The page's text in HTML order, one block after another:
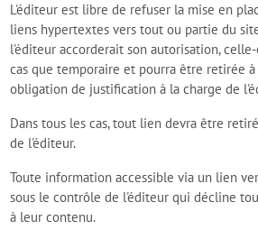
L'éditeur est libre de refuser la mise en
liens hypertextes vers tout ou partie du
l'éditeur accorderait son autorisation,
cas que temporaire et pourra être retirée
obligation de justification à la charge de
Dans tous les cas, tout lien devra être
de l'éditeur.
Toute information accessible via un lien
sous le contrôle de l'éditeur qui décline
à leur contenu.